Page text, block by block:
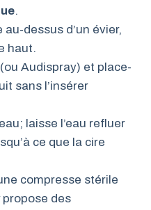
.
dessus d’un évier,
haut.
Audispray) et place-
sans l’insérer
laisse l’eau refluer
ce que la cire
compresse stérile
propose des